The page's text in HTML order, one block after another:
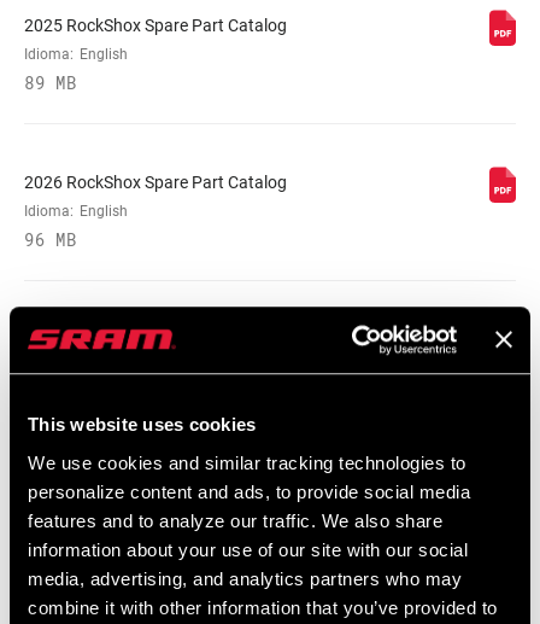
This website uses cookies
We use cookies and similar tracking technologies to
personalize content and ads, to provide social media
features and to analyze our traffic. We also share
information about your use of our site with our social
media, advertising, and analytics partners who may
combine it with other information that you’ve provided to
2025 RockShox Spare Part Catalog
Idioma: English
89 MB
2026 RockShox Spare Part Catalog
Idioma: English
96 MB
Instrucciones De Seguridad
Suspension
Idioma: 日本語, 官话, Português, Nederlands,
Italiano, Français, Español, English,
Deutsch
348 KB